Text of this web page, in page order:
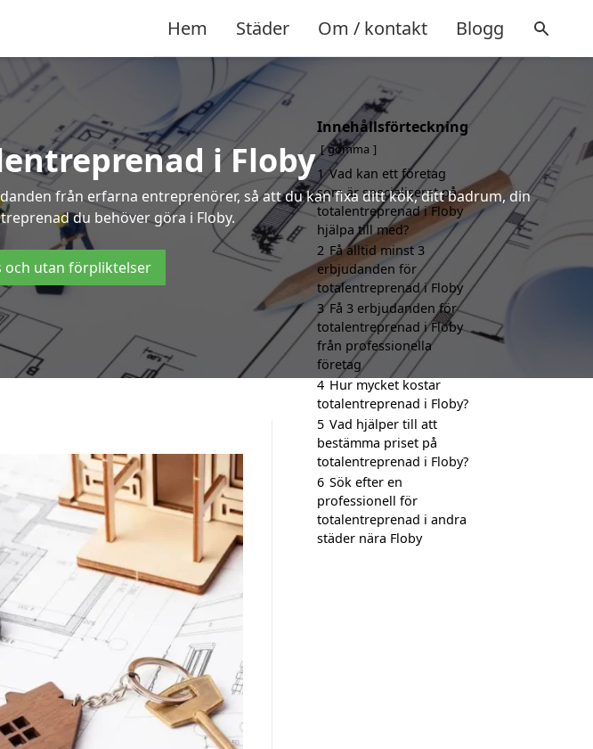
Hem Städer Om / kontakt Blogg
i Floby
från erfarna entreprenörer, så att du kan fixa ditt kök, ditt badrum, din
du behöver göra i Floby.
och utan förpliktelser
Innehållsförteckning
gömma
1 Vad kan ett företag
som är specialiserat på
totalentreprenad i Floby
hjälpa till med?
2 Få alltid minst 3
erbjudanden för
totalentreprenad i Floby
3 Få 3 erbjudanden för
totalentreprenad i Floby
från professionella
företag
4 Hur mycket kostar
totalentreprenad i Floby?
5 Vad hjälper till att
bestämma priset på
totalentreprenad i Floby?
6 Sök efter en
professionell för
totalentreprenad i andra
städer nära Floby